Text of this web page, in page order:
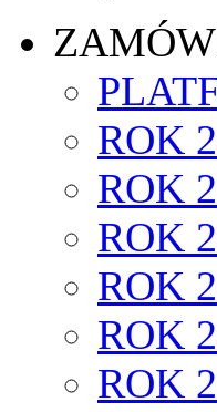
ROK
ROK
ROK
ROK
ROK
ROK